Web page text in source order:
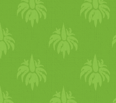
tálaláshoz
pohárba egy
adjuk hozzá